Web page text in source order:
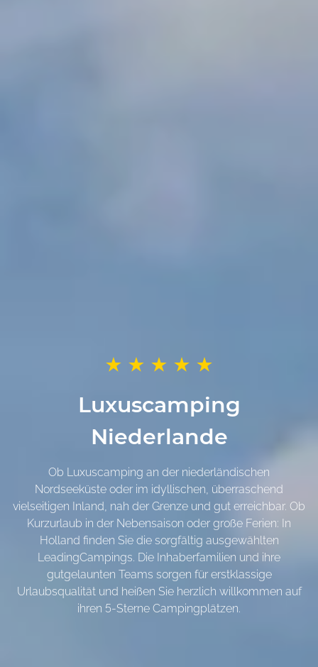
Luxuscamping
Niederlande
Ob Luxuscamping an der niederländischen
Nordseeküste oder im idyllischen, überraschend
vielseitigen Inland, nah der Grenze und gut erreichbar. Ob
Kurzurlaub in der Nebensaison oder große Ferien: In
Holland finden Sie die sorgfältig ausgewählten
LeadingCampings. Die Inhaberfamilien und ihre
gutgelaunten Teams sorgen für erstklassige
Urlaubsqualität und heißen Sie herzlich willkommen auf
ihren 5-Sterne Campingplätzen.